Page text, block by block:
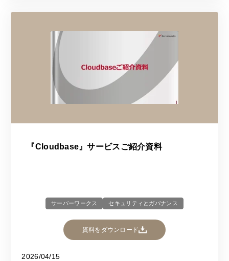
『Cloudbase』サービスご紹介資料
サーバーワークス セキュリティとガバナンス
資料をダウンロード
2026/04/15